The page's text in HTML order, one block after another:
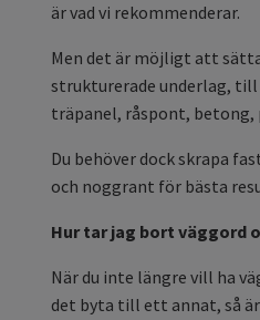
är vad vi rekommenderar.
Men det är möjligt att
strukturerade underlag, till
träpanel, råspont, betong,
Du behöver dock skrapa
och noggrant för bästa
Hur tar jag bort väggord
När du inte längre vill ha
det byta till ett annat, så